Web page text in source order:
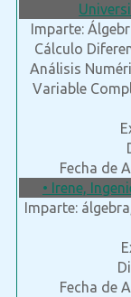
Imparte:
Cálculo
Análisis
Variable
Fecha de
• Irene,
Imparte:
Fecha de